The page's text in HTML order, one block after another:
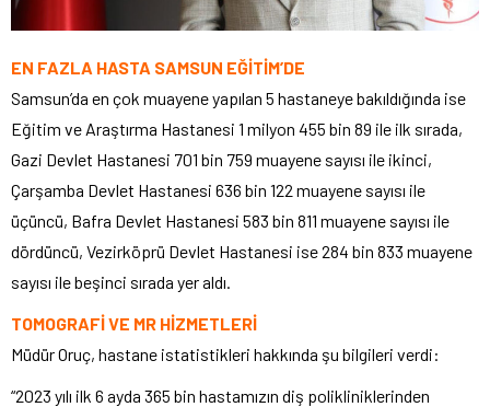
EN FAZLA HASTA SAMSUN EĞİTİM’DE
Samsun’da en çok muayene yapılan 5 hastaneye bakıldığında ise
Eğitim ve Araştırma Hastanesi 1 milyon 455 bin 89 ile ilk sırada,
Gazi Devlet Hastanesi 701 bin 759 muayene sayısı ile ikinci,
Çarşamba Devlet Hastanesi 636 bin 122 muayene sayısı ile
üçüncü, Bafra Devlet Hastanesi 583 bin 811 muayene sayısı ile
dördüncü, Vezirköprü Devlet Hastanesi ise 284 bin 833 muayene
sayısı ile beşinci sırada yer aldı.
TOMOGRAFİ VE MR HİZMETLERİ
Müdür Oruç, hastane istatistikleri hakkında şu bilgileri verdi:
“2023 yılı ilk 6 ayda 365 bin hastamızın diş polikliniklerinden